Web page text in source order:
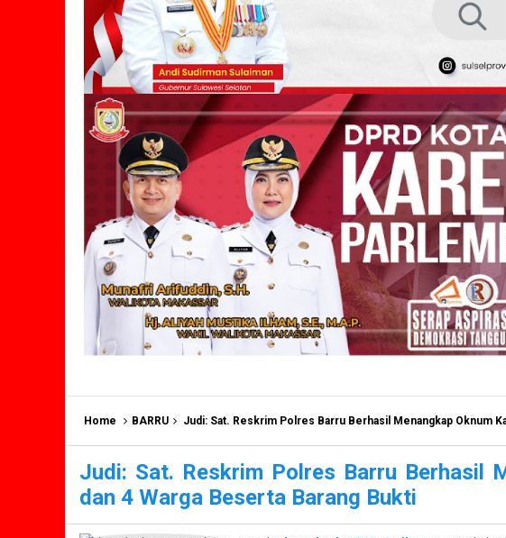
Home BARRU Judi: Sat. Reskrim Polres Barru Berhasil Menangkap Oknum
Judi: Sat. Reskrim Polres Barru Berhasil
dan 4 Warga Beserta Barang Bukti